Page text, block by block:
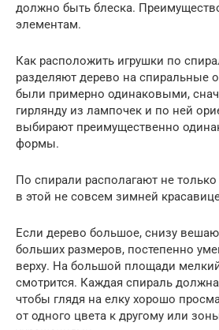
должно быть блеска.
элементам.
Как расположить игрушки по
разделяют дерево на спиральные
были примерно одинаковыми,
гирлянду из лампочек и по ней
выбирают преимущественно
формы.
По спирали располагают не
в этой не совсем зимней
Если дерево большое, снизу
больших размеров, постепенно
верху. На большой площади
смотрится. Каждая спираль
чтобы глядя на елку хорошо
от одного цвета к другому или